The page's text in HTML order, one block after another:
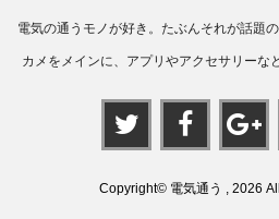
電気の通うモノが好き。たぶんそれが話題
カメをメインに、アプリやアクセサリーな
Copyright© 電気通う , 2026